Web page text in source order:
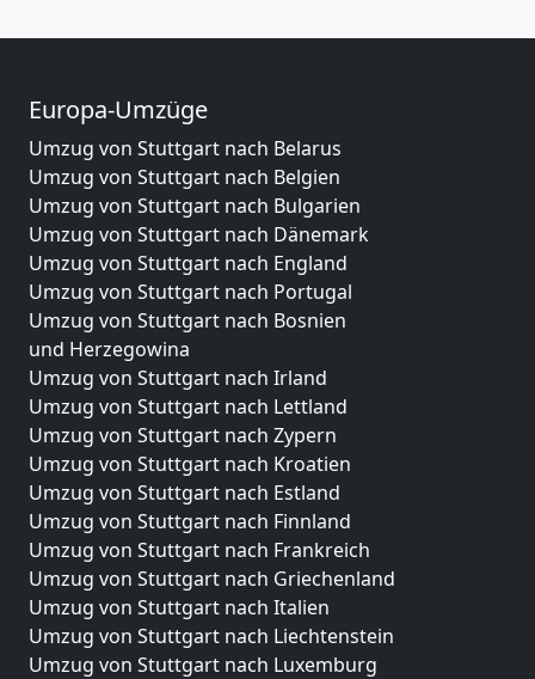
Europa-Umzüge
Umzug von Stuttgart nach Belarus
Umzug von Stuttgart nach Belgien
Umzug von Stuttgart nach Bulgarien
Umzug von Stuttgart nach Dänemark
Umzug von Stuttgart nach England
Umzug von Stuttgart nach Portugal
Umzug von Stuttgart nach Bosnien
und Herzegowina
Umzug von Stuttgart nach Irland
Umzug von Stuttgart nach Lettland
Umzug von Stuttgart nach Zypern
Umzug von Stuttgart nach Kroatien
Umzug von Stuttgart nach Estland
Umzug von Stuttgart nach Finnland
Umzug von Stuttgart nach Frankreich
Umzug von Stuttgart nach Griechenland
Umzug von Stuttgart nach Italien
Umzug von Stuttgart nach Liechtenstein
Umzug von Stuttgart nach Luxemburg